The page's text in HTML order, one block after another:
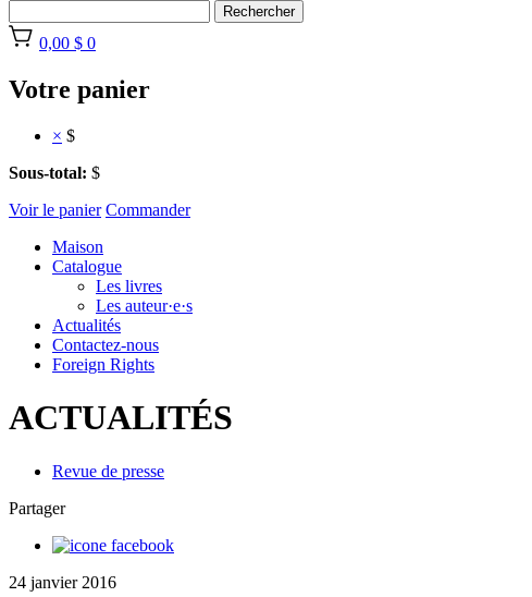
Rechercher
0,00 $ 0
Votre panier
× $
Sous-total: $
Voir le panier Commander
Maison
Catalogue
Les livres
Les auteur·e·s
Actualités
Contactez-nous
Foreign Rights
ACTUALITÉS
Revue de presse
Partager
24 janvier 2016